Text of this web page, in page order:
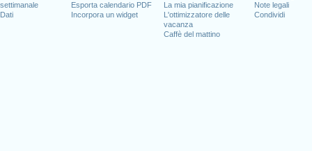
settimanale
Dati
Esporta calendario PDF
Incorpora un widget
La mia pianificazione
L'ottimizzatore delle
vacanza
Caffè del mattino
Note legali
Condividi